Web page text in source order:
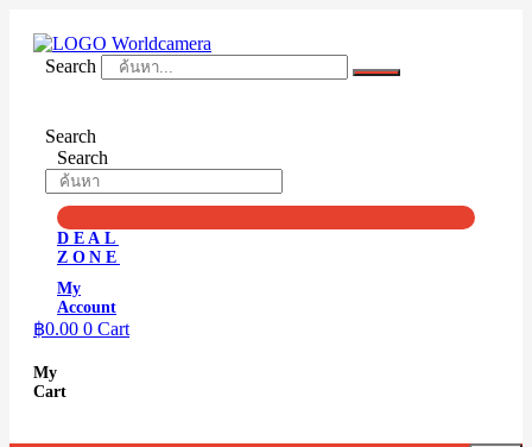
contentSearch
Search
Search
DEAL
ZONE
My
Account
฿0.00 0 Cart
My
Cart